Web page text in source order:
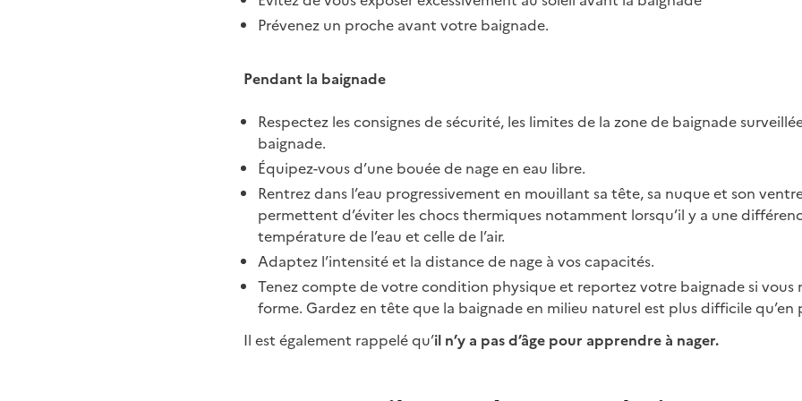
Prévenez un proche avant votre baignade.
Pendant la baignade
Respectez les consignes de sécurité, les limites de la zone de baignade
baignade.
Équipez-vous d’une bouée de nage en eau libre.
Rentrez dans l’eau progressivement en mouillant sa tête, sa nuque et son
permettent d’éviter les chocs thermiques notamment lorsqu’il y a une
température de l’eau et celle de l’air.
Adaptez l’intensité et la distance de nage à vos capacités.
Tenez compte de votre condition physique et reportez votre baignade si vous
forme. Gardez en tête que la baignade en milieu naturel est plus difficile qu’en
Il est également rappelé qu’il n’y a pas d’âge pour apprendre à nager.